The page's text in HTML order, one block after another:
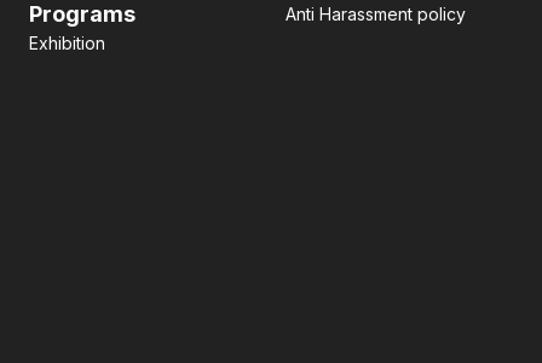
Programs
Exhibition
Anti Harassment policy